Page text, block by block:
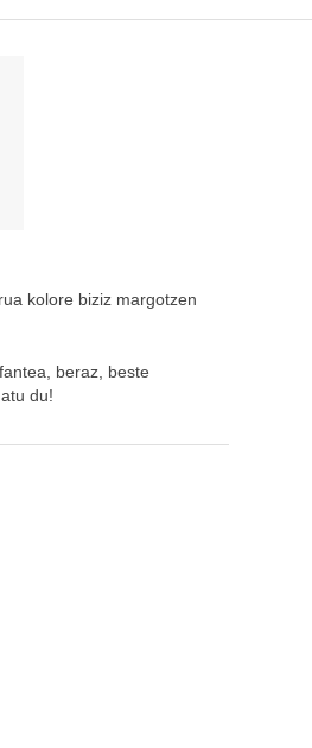
kolore biziz margotzen
beraz, beste
du!